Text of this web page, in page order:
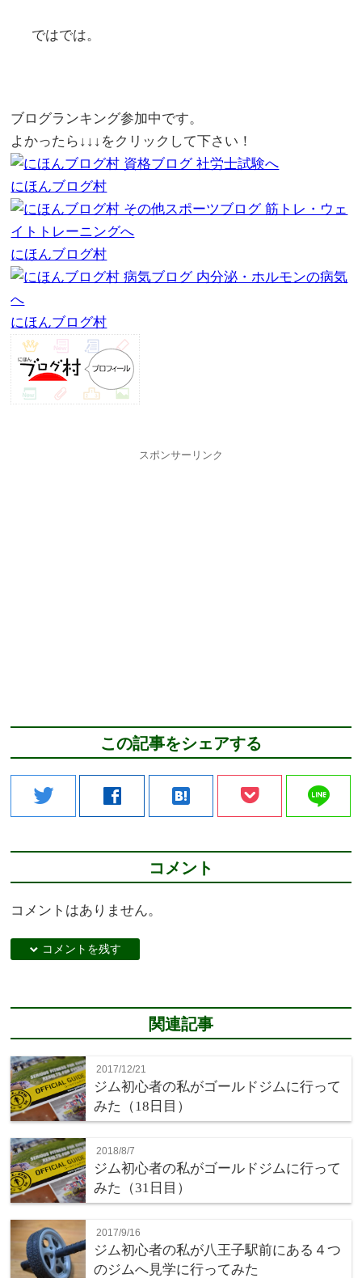
ではでは。
ブログランキング参加中です。
よかったら↓↓↓をクリックして下さい！
にほんブログ村
にほんブログ村
にほんブログ村
スポンサーリンク
この記事をシェアする
twitter facebook hatenabookmark line
コメント
コメントはありません。
down コメントを残す
関連記事
2017/12/21
ジム初心者の私がゴールドジムに行って
みた（18日目）
2018/8/7
ジム初心者の私がゴールドジムに行って
みた（31日目）
2017/9/16
ジム初心者の私が八王子駅前にある４つ
のジムへ見学に行ってみた